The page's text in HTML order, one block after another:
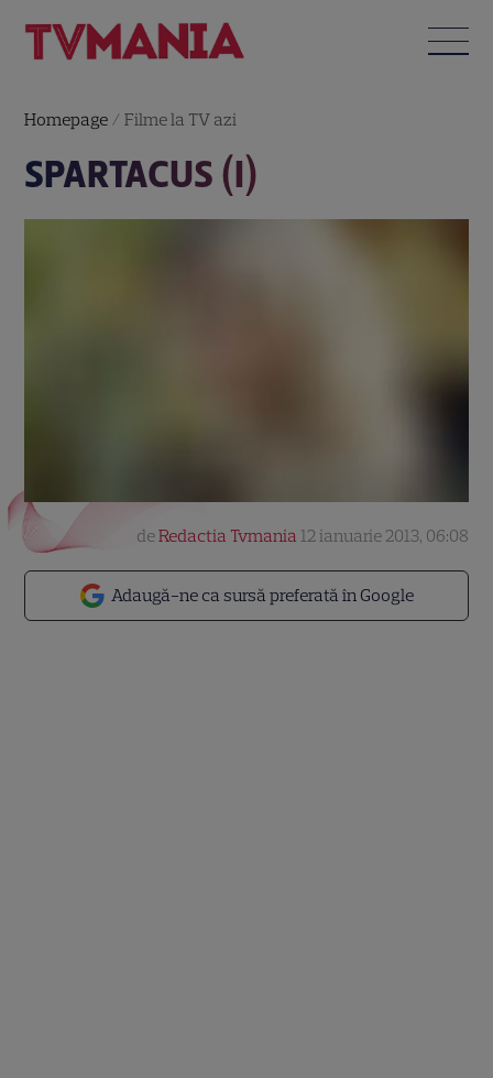
Homepage /Filme la TV azi
SPARTACUS (I)
Adaugă-ne ca sursă preferată în Google
deRedactia Tvmania 12 ianuarie 2013, 06:08